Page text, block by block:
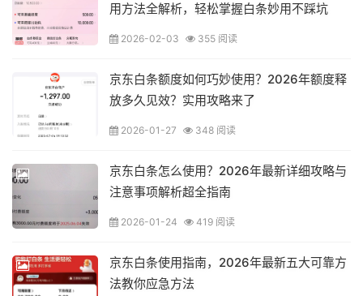
用方法全解析，轻松掌握白条妙用不踩坑
2026-02-03 355 阅读
京东白条额度如何巧妙使用？2026年额度释
放多久见效？实用攻略来了
2026-01-27 348 阅读
京东白条怎么使用？2026年最新详细攻略与
注意事项解析超全指南
2026-01-24 419 阅读
京东白条使用指南，2026年最新五大可靠方
法教你应急方法